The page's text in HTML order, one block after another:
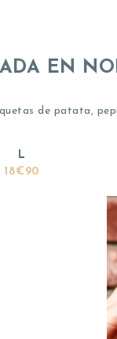
EN
de patata,
L
18€90